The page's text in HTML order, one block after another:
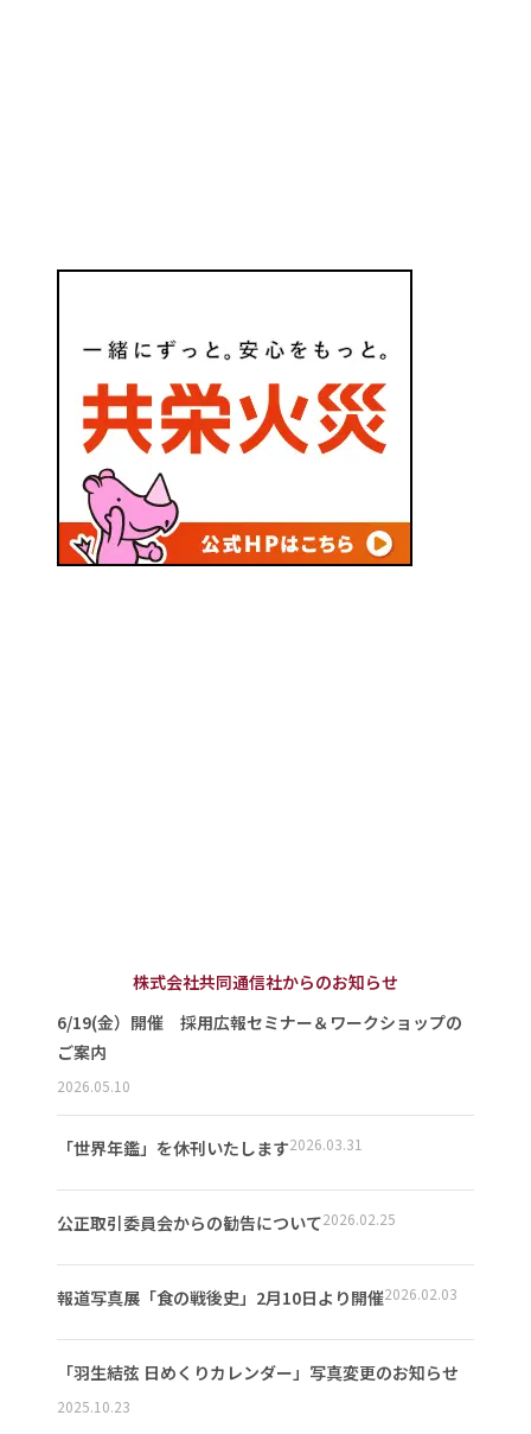
株式会社共同通信社からのお知らせ
6/19(金）開催 採用広報セミナー＆ワークショップの
ご案内
2026.05.10
「世界年鑑」を休刊いたします2026.03.31
公正取引委員会からの勧告について2026.02.25
報道写真展「食の戦後史」2月10日より開催2026.02.03
「羽生結弦 日めくりカレンダー」写真変更のお知らせ
2025.10.23